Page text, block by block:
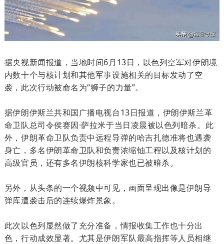
据央视新闻报道，当地时间6月13日，以色列空军对伊朗境
内数十个与核计划和其他军事设施相关的目标发动了空
袭，此次行动被命名为“狮子的力量”。
据伊朗伊斯兰共和国广播电视台13日报道，伊朗伊斯兰革
命卫队总司令侯赛因·萨拉米于当日凌晨被以色列暗杀。此
外，伊朗革命卫队负责中远程导弹的哈吉扎德准将也遇袭
身亡，多名伊朗革命卫队和负责浓缩铀工程以及核计划的
高级官员，还有多名伊朗核科学家也已被暗杀。
另外，从头条的一个视频中可见，画面呈现出像是伊朗导
弹库遭袭击后的连续爆炸景象。
此次以色列显然做了充分准备，情报收集工作也十分出
色，行动成效显著。尤其是伊朗军队最高指挥等人员相继